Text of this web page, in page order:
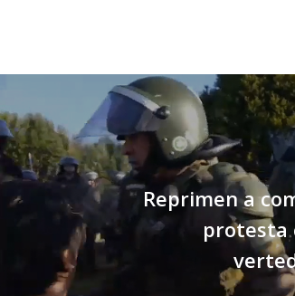
Reprimen a
protesta